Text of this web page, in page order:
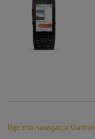
Ręczna nawigacja